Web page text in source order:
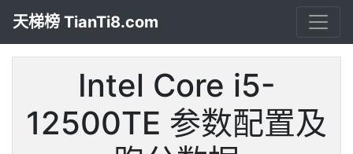
天梯榜 TianTi8.com
Intel Core i5-
12500TE 参数配置及